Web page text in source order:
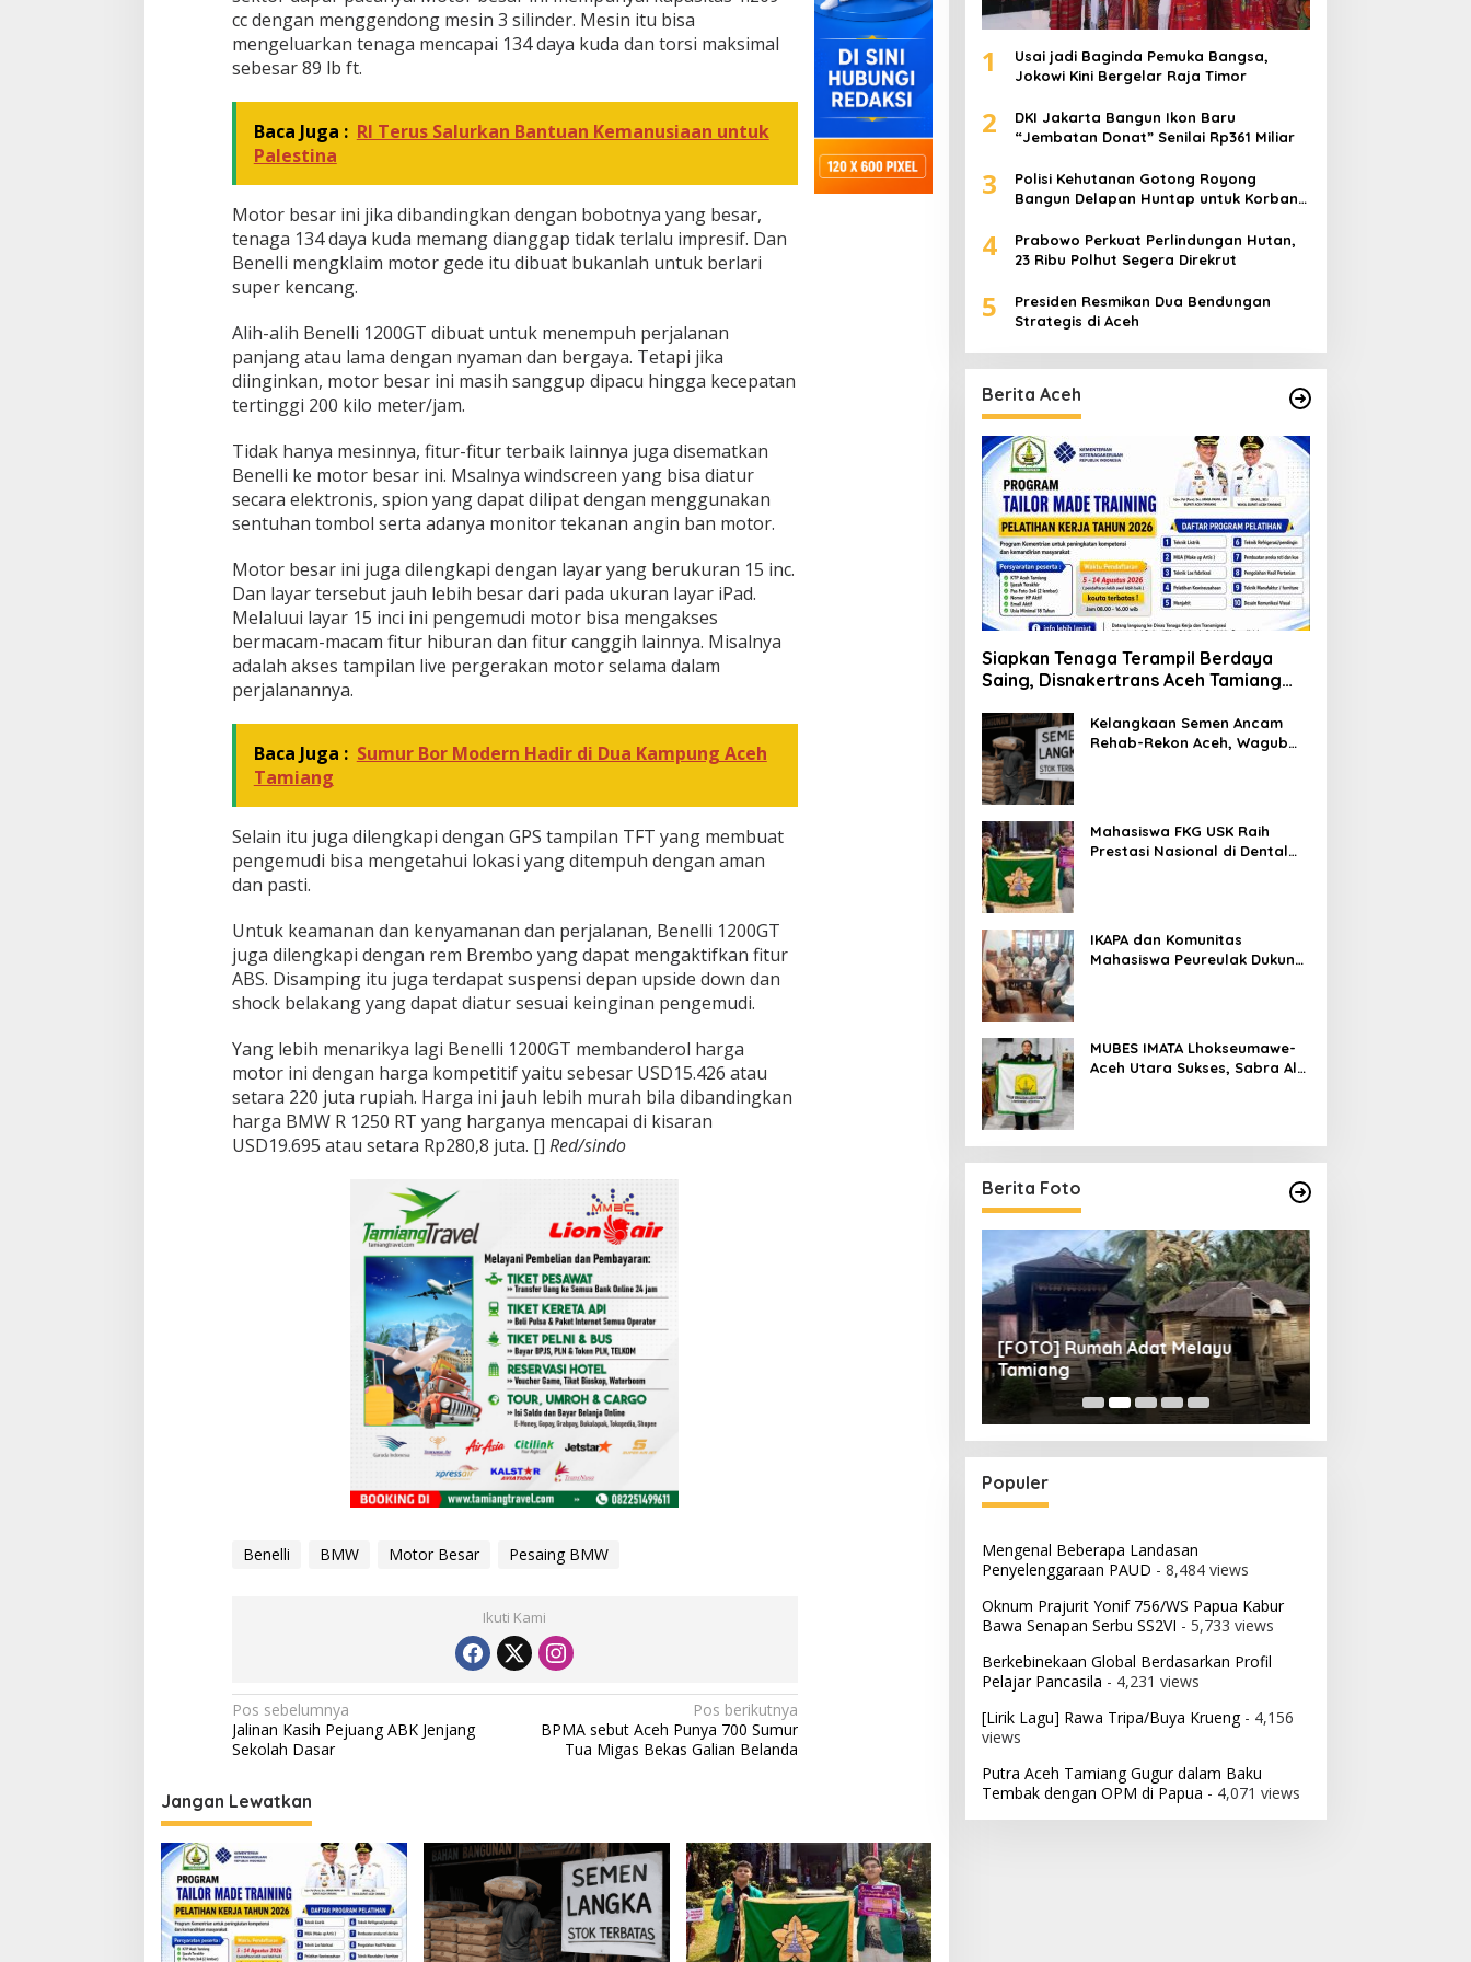
a
i
n
g
W
cc dengan menggendong mesin 3 silinder. Mesin itu bisa
mengeluarkan tenaga mencapai 134 daya kuda dan torsi maksimal
sebesar 89 lb ft.
Baca Juga : RI Terus Salurkan Bantuan Kemanusiaan untuk
Palestina
Motor besar ini jika dibandingkan dengan bobotnya yang besar,
tenaga 134 daya kuda memang dianggap tidak terlalu impresif. Dan
Benelli mengklaim motor gede itu dibuat bukanlah untuk berlari
super kencang.
Alih-alih Benelli 1200GT dibuat untuk menempuh perjalanan
panjang atau lama dengan nyaman dan bergaya. Tetapi jika
diinginkan, motor besar ini masih sanggup dipacu hingga kecepatan
tertinggi 200 kilo meter/jam.
Tidak hanya mesinnya, fitur-fitur terbaik lainnya juga disematkan
Benelli ke motor besar ini. Msalnya windscreen yang bisa diatur
secara elektronis, spion yang dapat dilipat dengan menggunakan
sentuhan tombol serta adanya monitor tekanan angin ban motor.
Motor besar ini juga dilengkapi dengan layar yang berukuran 15 inc.
Dan layar tersebut jauh lebih besar dari pada ukuran layar iPad.
Melaluui layar 15 inci ini pengemudi motor bisa mengakses
bermacam-macam fitur hiburan dan fitur canggih lainnya. Misalnya
adalah akses tampilan live pergerakan motor selama dalam
perjalanannya.
Baca Juga : Sumur Bor Modern Hadir di Dua Kampung Aceh
Tamiang
Selain itu juga dilengkapi dengan GPS tampilan TFT yang membuat
pengemudi bisa mengetahui lokasi yang ditempuh dengan aman
dan pasti.
Untuk keamanan dan kenyamanan dan perjalanan, Benelli 1200GT
juga dilengkapi dengan rem Brembo yang dapat mengaktifkan fitur
ABS. Disamping itu juga terdapat suspensi depan upside down dan
shock belakang yang dapat diatur sesuai keinginan pengemudi.
Yang lebih menarikya lagi Benelli 1200GT membanderol harga
motor ini dengan harga kompetitif yaitu sebesar USD15.426 atau
setara 220 juta rupiah. Harga ini jauh lebih murah bila dibandingkan
harga BMW R 1250 RT yang harganya mencapai di kisaran
USD19.695 atau setara Rp280,8 juta. [] Red/sindo
Benelli BMW Motor Besar Pesaing BMW
Ikuti Kami
N
a
i
g
a
s
i
Pos sebelumnya
Jalinan Kasih Pejuang ABK Jenjang
Sekolah Dasar
Pos berikutnya
BPMA sebut Aceh Punya 700 Sumur
Tua Migas Bekas Galian Belanda
Jangan Lewatkan
1
Usai jadi Baginda Pemuka Bangsa,
Jokowi Kini Bergelar Raja Timor
2
DKI Jakarta Bangun Ikon Baru
“Jembatan Donat” Senilai Rp361 Miliar
3
Polisi Kehutanan Gotong Royong
Bangun Delapan Huntap untuk Korban
4
Prabowo Perkuat Perlindungan Hutan,
23 Ribu Polhut Segera Direkrut
5
Presiden Resmikan Dua Bendungan
Strategis di Aceh
Berita Aceh
Siapkan Tenaga Terampil Berdaya
Saing, Disnakertrans Aceh Tamiang
Kelangkaan Semen Ancam
Rehab-Rekon Aceh, Wagub
Mahasiswa FKG USK Raih
Prestasi Nasional di Dental
IKAPA dan Komunitas
Mahasiswa Peureulak Dukung
MUBES IMATA Lhokseumawe-
Aceh Utara Sukses, Sabra Al
Berita Foto
[FOTO] Rumah Adat Melayu
Tamiang
Populer
Mengenal Beberapa Landasan
Penyelenggaraan PAUD - 8,484 views
Oknum Prajurit Yonif 756/WS Papua Kabur
Bawa Senapan Serbu SS2VI - 5,733 views
Berkebinekaan Global Berdasarkan Profil
Pelajar Pancasila - 4,231 views
[Lirik Lagu] Rawa Tripa/Buya Krueng- 4,156
views
Putra Aceh Tamiang Gugur dalam Baku
Tembak dengan OPM di Papua - 4,071 views